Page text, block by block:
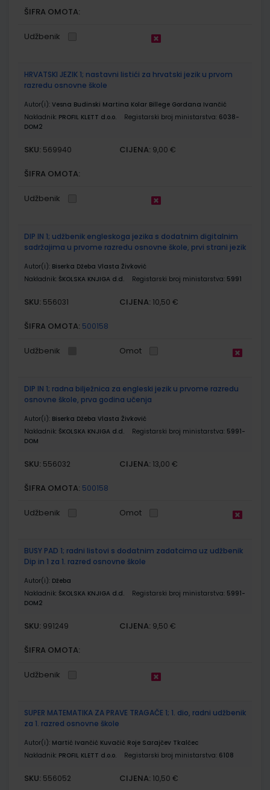
ŠIFRA OMOTA:
Udžbenik
HRVATSKI JEZIK 1; nastavni listići za hrvatski jezik u prvom
razredu osnovne škole
Autor(i): Vesna Budinski Martina Kolar Billege Gordana Ivančić
Nakladnik: PROFIL KLETT d.o.o. Registarski broj ministarstva: 6038-
DOM2
SKU: 569940 CIJENA: 9,00 €
ŠIFRA OMOTA:
Udžbenik
DIP IN 1; udžbenik engleskoga jezika s dodatnim digitalnim
sadržajima u prvome razredu osnovne škole, prvi strani jezik
Autor(i): Biserka Džeba Vlasta Živković
Nakladnik: ŠKOLSKA KNJIGA d.d. Registarski broj ministarstva: 5991
SKU: 556031 CIJENA: 10,50 €
ŠIFRA OMOTA: 500158
Udžbenik Omot
DIP IN 1; radna bilježnica za engleski jezik u prvome razredu
osnovne škole, prva godina učenja
Autor(i): Biserka Džeba Vlasta Živković
Nakladnik: ŠKOLSKA KNJIGA d.d. Registarski broj ministarstva: 5991-
DOM
SKU: 556032 CIJENA: 13,00 €
ŠIFRA OMOTA: 500158
Udžbenik Omot
BUSY PAD 1; radni listovi s dodatnim zadatcima uz udžbenik
Dip in 1 za 1. razred osnovne škole
Autor(i): Džeba
Nakladnik: ŠKOLSKA KNJIGA d.d. Registarski broj ministarstva: 5991-
DOM2
SKU: 991249 CIJENA: 9,50 €
ŠIFRA OMOTA:
Udžbenik
SUPER MATEMATIKA ZA PRAVE TRAGAČE 1; 1. dio, radni udžbenik
za 1. razred osnovne škole
Autor(i): Martić Ivančić Kuvačić Roje Sarajčev Tkalčec
Nakladnik: PROFIL KLETT d.o.o. Registarski broj ministarstva: 6108
SKU: 556052 CIJENA: 10,50 €